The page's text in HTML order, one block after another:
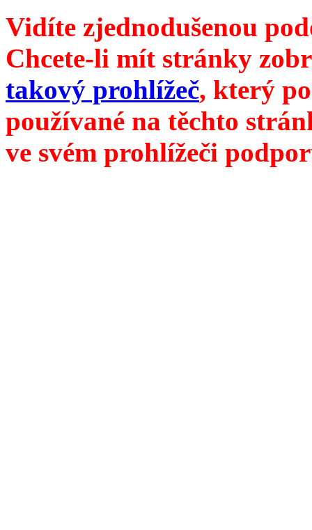
Vidíte zjednodušenou
Chcete-li mít stránky
takový prohlížeč, který
používané na těchto
ve svém prohlížeči